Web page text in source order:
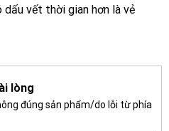
vết thời gian hơn là vẻ
lòng
đúng sản phẩm/do lỗi từ phía